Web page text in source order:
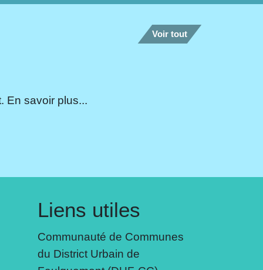
Voir tout
En savoir plus...
Liens utiles
Communauté de Communes
du District Urbain de